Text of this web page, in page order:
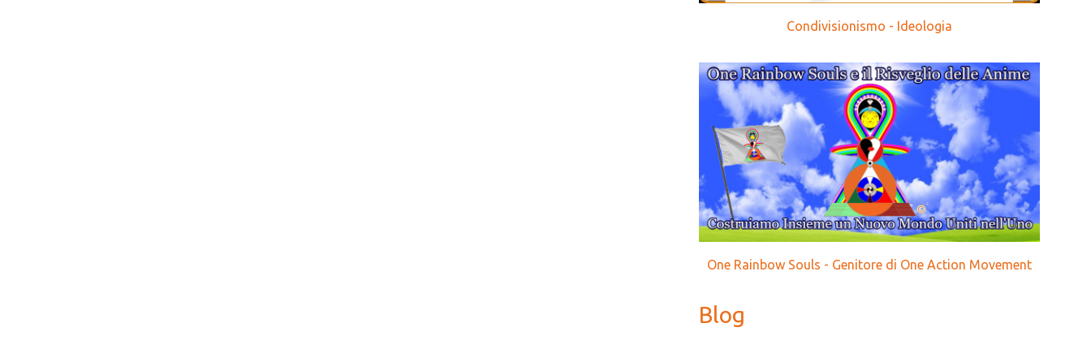
Condivisionismo - Ideologia
One Rainbow Souls - Genitore di One Action Movement
Blog